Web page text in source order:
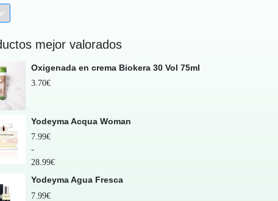
mejor valorados
Oxigenada en crema Biokera 30 Vol 75ml
3.70€
Yodeyma Acqua Woman
7.99€
-
28.99€
Yodeyma Agua Fresca
7.99€